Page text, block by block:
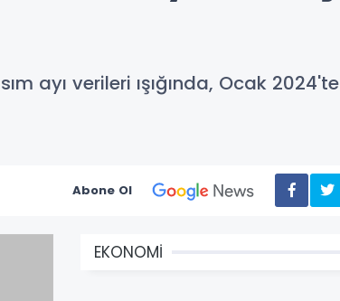
ayı verileri ışığında, Ocak 2024'te
Abone Ol
EKONOMİ